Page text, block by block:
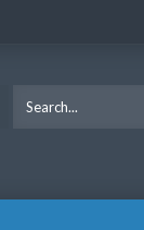
LinkedIn